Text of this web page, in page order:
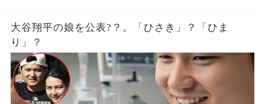
大谷翔平の娘を公表?？。「ひさき」？「ひま
り」？